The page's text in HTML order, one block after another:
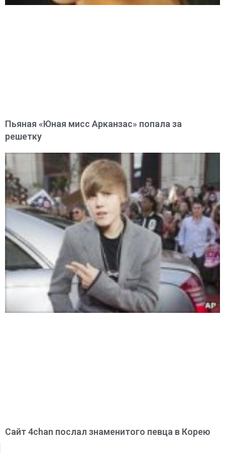
Пьяная «Юная мисс Арканзас» попала за
решетку
Сайт 4chan послал знаменитого певца в Корею